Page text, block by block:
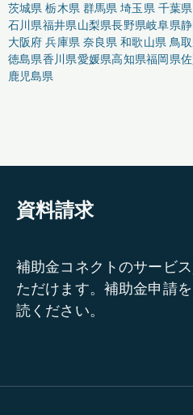
茨城県 栃木県 群馬県 埼玉県 千葉県
石川県福井県山梨県長野県岐阜県
大阪府 兵庫県 奈良県 和歌山県 鳥
徳島県香川県愛媛県高知県福岡県
鹿児島県
資料請求
補助金コネクトのサービ
ただけます。補助金申請
読ください。